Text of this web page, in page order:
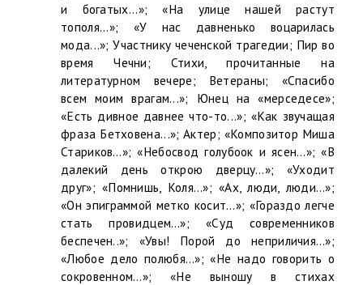
и богатых...»; «На улице нашей растут
тополя...»; «У нас давненько воцарилась
мода...»; Участнику чеченской трагедии; Пир во
время Чечни; Стихи, прочитанные на
литературном вечере; Ветераны; «Спасибо
всем моим врагам...»; Юнец на «мерседесе»;
«Есть дивное давнее что-то...»; «Как звучащая
фраза Бетховена...»; Актер; «Композитор Миша
Стариков…»; «Небосвод голубоок и ясен…»; «В
далекий день открою дверцу…»; «Уходит
друг»; «Помнишь, Коля…»; «Ах, люди, люди…»;
«Он эпиграммой метко косит…»; «Гораздо легче
стать провидцем…»; «Суд современников
беспечен..»; «Увы! Порой до неприличия…»;
«Любое дело полюбя…»; «Не надо говорить о
сокровенном…»; «Не выношу в стихах